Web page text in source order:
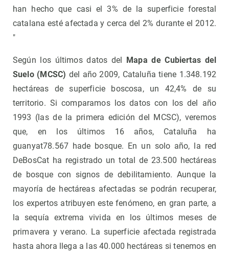
han hecho que casi el 3% de la superficie forestal
catalana esté afectada y cerca del 2% durante el 2012.
"
Según los últimos datos del Mapa de Cubiertas del
Suelo (MCSC) del año 2009, Cataluña tiene 1.348.192
hectáreas de superficie boscosa, un 42,4% de su
territorio. Si comparamos los datos con los del año
1993 (las de la primera edición del MCSC), veremos
que, en los últimos 16 años, Cataluña ha
guanyat78.567 hade bosque. En un solo año, la red
DeBosCat ha registrado un total de 23.500 hectáreas
de bosque con signos de debilitamiento. Aunque la
mayoría de hectáreas afectadas se podrán recuperar,
los expertos atribuyen este fenómeno, en gran parte, a
la sequía extrema vivida en los últimos meses de
primavera y verano. La superficie afectada registrada
hasta ahora llega a las 40.000 hectáreas si tenemos en